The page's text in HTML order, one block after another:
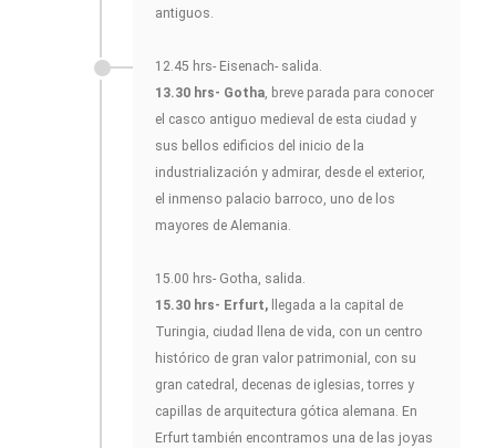
antiguos.
12.45 hrs- Eisenach- salida.
13.30 hrs- Gotha, breve parada para conocer
el casco antiguo medieval de esta ciudad y
sus bellos edificios del inicio de la
industrialización y admirar, desde el exterior,
el inmenso palacio barroco, uno de los
mayores de Alemania.
15.00 hrs- Gotha, salida.
15.30 hrs- Erfurt, llegada a la capital de
Turingia, ciudad llena de vida, con un centro
histórico de gran valor patrimonial, con su
gran catedral, decenas de iglesias, torres y
capillas de arquitectura gótica alemana. En
Erfurt también encontramos una de las joyas